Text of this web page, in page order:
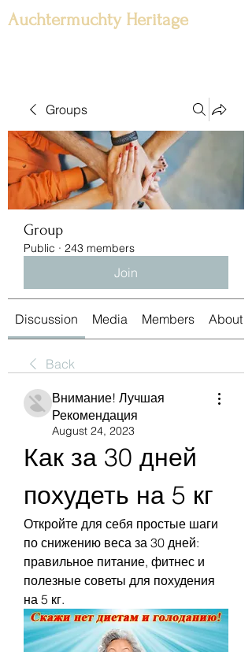
Auchtermuchty Heritage
Groups
Group
Public · 243 members
Join
Discussion Media Members About
Back
Внимание! Лучшая
Рекомендация
August 24, 2023
Как за 30 дней
похудеть на 5 кг
Откройте для себя простые шаги
по снижению веса за 30 дней:
правильное питание, фитнес и
полезные советы для похудения
на 5 кг.